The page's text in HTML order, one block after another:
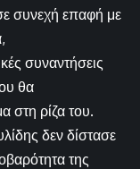
συνεχή επαφή με
συναντήσεις
θα
στη ρίζα του.
δεν δίστασε
της